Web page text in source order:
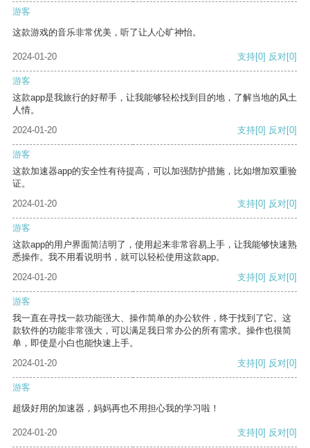
游客
这款游戏的音乐非常优美，听了让人心旷神怡。
2024-01-20 支持[0] 反对[0]
游客
这款app是我旅行的好帮手，让我能够轻松找到目的地，了解当地的风土
人情。
2024-01-20
支持[0] 反对[0]
游客
这款加速器app的安全性有待提高，可以加强防护措施，比如增加双重验
证。
2024-01-20
支持[0] 反对[0]
游客
这款app的用户界面简洁明了，使用起来非常容易上手，让我能够快速熟
悉操作。我不用看说明书，就可以轻松使用这款app。
2024-01-20
支持[0] 反对[0]
游客
我一直在寻找一款功能强大、操作简单的办公软件，终于找到了它。这
款软件的功能非常强大，可以满足我日常办公的所有需求。操作也很简
单，即使是小白也能快速上手。
2024-01-20
支持[0] 反对[0]
游客
超级好用的加速器，妈妈再也不用担心我的学习啦！
2024-01-20 支持[0] 反对[0]